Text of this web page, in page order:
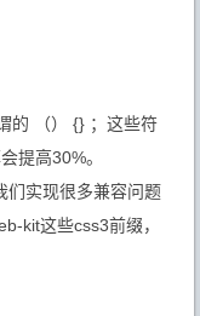
的 （） {} ；这些符
提高30%。
们实现很多兼容问题
kit这些css3前缀，